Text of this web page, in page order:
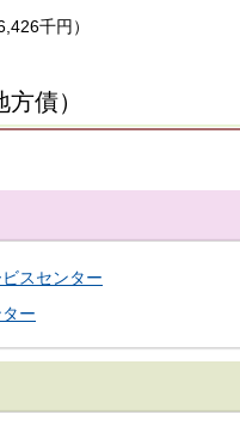
千円）
債）
スセンター
ー